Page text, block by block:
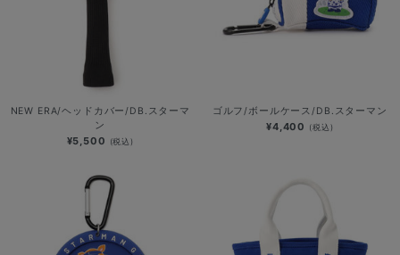
NEW ERA/ヘッドカバー/DB.スターマ
ン
¥5,500 (税込)
ゴルフ/ボールケース/DB.スターマン
¥4,400 (税込)